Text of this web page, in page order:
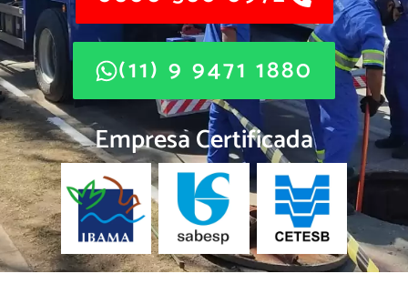
(11) 9 9471 1880
Empresa Certificada